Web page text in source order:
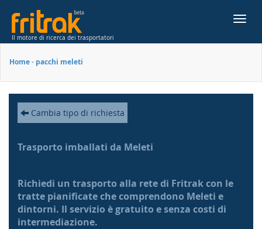
Il motore di ricerca dei trasportatori
Home- pacchi meleti
Cambia tipo di richiesta
Trasporto imballati da Meleti
Richiedi un trasporto alla rete di Fritrak con le
tratte pianificate che comprendono Meleti e
dintorni. Il servizio è gratuito e senza costi di
intermediazione.